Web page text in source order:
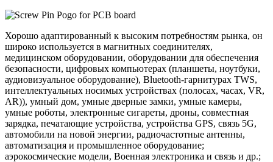
Хорошо адаптированный к высоким потребностям рынка, он
широко используется в магнитных соединителях,
медицинском оборудовании, оборудовании для обеспечения
безопасности, цифровых компьютерах (планшеты, ноутбуки,
аудиовизуальное оборудование), Bluetooth-гарнитурах TWS,
интеллектуальных носимых устройствах (полосах, часах, VR,
AR)), умный дом, умные дверные замки, умные камеры,
умные роботы, электронные сигареты, дроны, совместная
зарядка, печатающие устройства, устройства GPS, связь 5G,
автомобили на новой энергии, радиочастотные антенны,
автоматизация и промышленное оборудование;
аэрокосмические модели, Военная электроника и связь и др.;